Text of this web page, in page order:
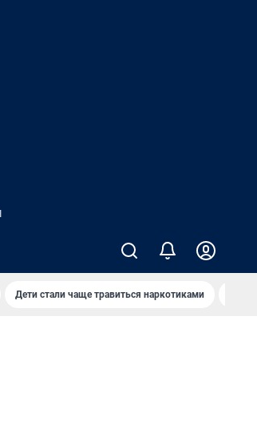
Дети стали чаще травиться наркотиками